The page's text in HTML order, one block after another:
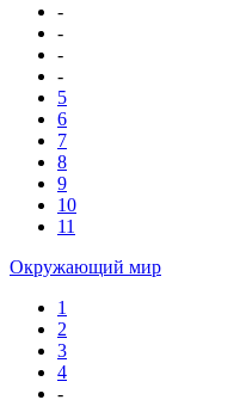
-
-
-
-
5
6
7
8
9
10
11
Окружающий мир
1
2
3
4
-